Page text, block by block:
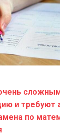
и требуют
по